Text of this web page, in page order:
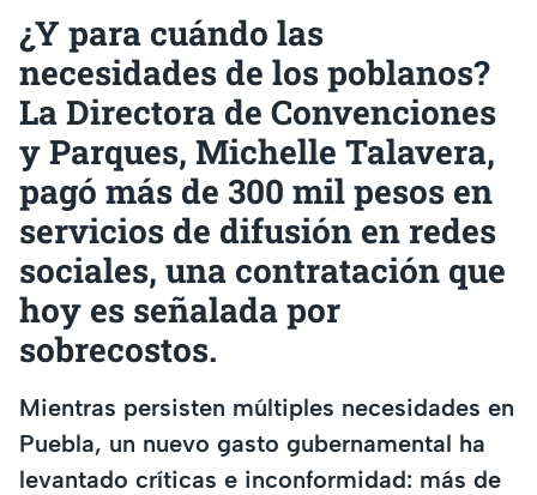
¿Y para cuándo las
necesidades de los poblanos?
La Directora de Convenciones
y Parques, Michelle Talavera,
pagó más de 300 mil pesos en
servicios de difusión en redes
sociales, una contratación que
hoy es señalada por
sobrecostos.
Mientras persisten múltiples necesidades en
Puebla, un nuevo gasto gubernamental ha
levantado críticas e inconformidad: más de